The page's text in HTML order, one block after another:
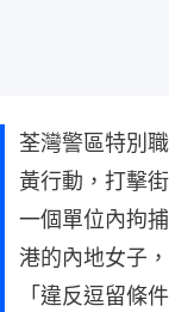
荃灣警區特別
黃行動，打擊
一個單位內拘
港的內地女子
「違反逗留條